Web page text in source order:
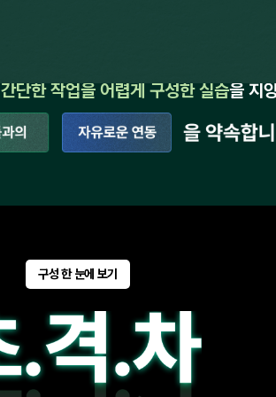
간단한 작업을 어렵게 구성한 실습을 지
구성 한 눈에 보기